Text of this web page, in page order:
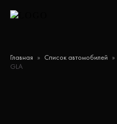
Главная » Список автомобилей »
GLA